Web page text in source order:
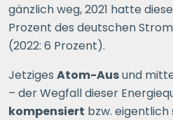
gänzlich weg, 2021 hatte
Prozent des deutschen
(2022: 6 Prozent).
Jetziges Atom-Ausund
– der Wegfall dieser
kompensiert bzw.